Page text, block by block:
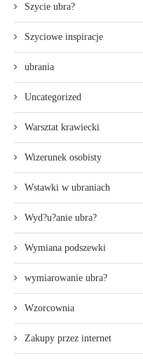
Szycie ubra?
Szyciowe inspiracje
ubrania
Uncategorized
Warsztat krawiecki
Wizerunek osobisty
Wstawki w ubraniach
Wyd?u?anie ubra?
Wymiana podszewki
wymiarowanie ubra?
Wzorcownia
Zakupy przez internet